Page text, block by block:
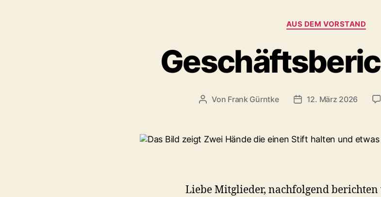
Kategorien
AUS DEM VORSTAND
Beitragsautor
Von Frank Gürntke Veröffentlichungsdatum
12. März 2026
Liebe Mitglieder, nachfolgend